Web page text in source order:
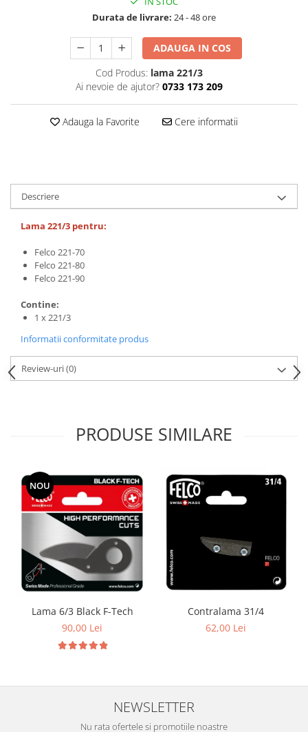
CUTITE PENTRU ALTOIT
FOARFECE ELECTRICE SI ACCESORII
UNELTE PENTRU GRADINARIT
Durata de livrare: 24 - 48 ore
ADAUGA IN COS
Cod Produs: lama 221/3
Ai nevoie de ajutor? 0733 173 209
Adauga la Favorite Cere informatii
Descriere
Lama 221/3 pentru:
Felco 221-70
Felco 221-80
Felco 221-90
Contine:
1 x 221/3
Informatii conformitate produs
Review-uri(0)
PRODUSE SIMILARE
NOU
Lama 6/3 Black F-Tech
90,00 Lei
Contralama 31/4
62,00 Lei
NEWSLETTER
Nu rata ofertele si promotiile noastre